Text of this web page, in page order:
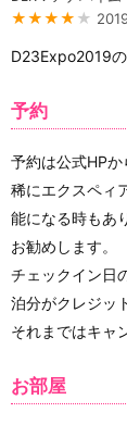
★★★★ ★
D23Expo2019の
予約
予約は公式HPか
稀にエクスペィ
能になる時もあ
お勧めします。
チェックイン日
泊分がクレジッ
それまではキャ
お部屋